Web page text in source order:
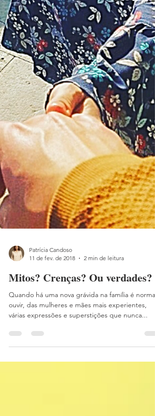
Patrícia Candoso
11 de fev. de 2018
2 min de leitura
Mitos? Crenças? Ou verdades?
Quando há uma nova grávida na família é normal
ouvir, das mulheres e mães mais experientes,